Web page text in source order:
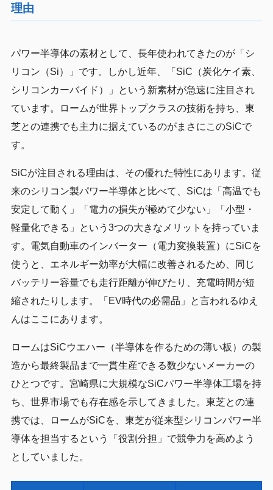
理由
パワー半導体の素材として、長年使われてきたのが「シ
リコン（Si）」です。しかし近年、「SiC（炭化ケイ素、
シリコンカーバイド）」という新素材が急速に注目され
ています。ロームが世界トップクラスの技術を持ち、東
芝との連携でも主力に据えているのがまさにこのSiCで
す。
SiCが注目される理由は、その優れた特性にあります。従
来のシリコン製パワー半導体と比べて、SiCは「高温でも
安定して動く」「電力の損失が極めて少ない」「小型・
軽量化できる」という3つの大きなメリットを持っていま
す。電気自動車のインバーター（電力変換装置）にSiCを
使うと、エネルギー効率が大幅に改善されるため、同じ
バッテリー容量でも走行距離が伸びたり、充電時間が短
縮されたりします。「EV時代の必需品」と言われるゆえ
んはここにあります。
ロームはSiCウエハー（半導体を作るための薄い板）の製
造から最終製品まで一貫生産できる数少ないメーカーの
ひとつです。宮崎県に大規模なSiCパワー半導体工場を持
ち、世界市場でも存在感を示してきました。東芝との連
携では、ロームがSiCを、東芝が従来型シリコンパワー半
導体を担当するという「役割分担」で競争力を高めよう
としていました。